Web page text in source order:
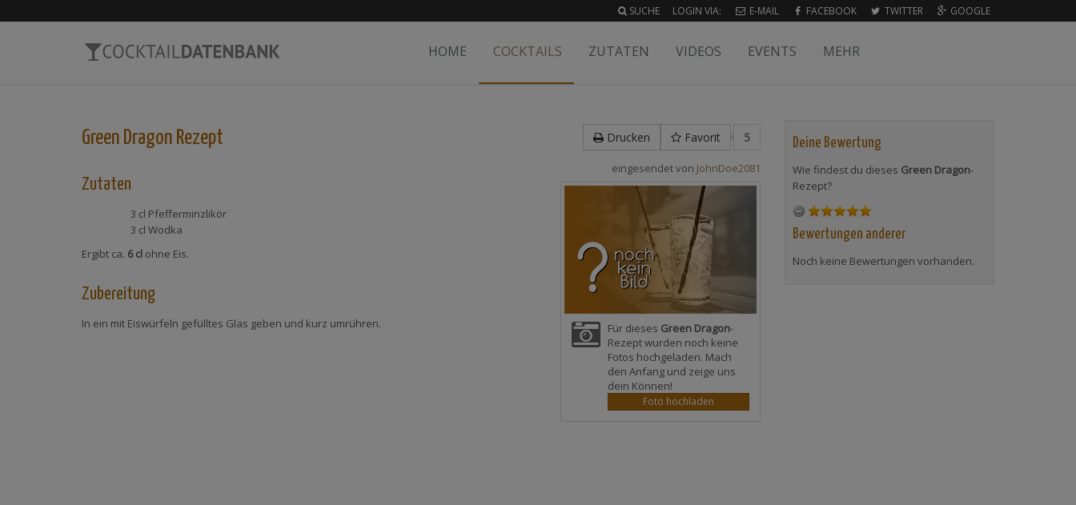
SUCHE LOGIN VIA: E-MAIL FACEBOOK TWITTER GOOGLE
HOME COCKTAILS ZUTATEN VIDEOS EVENTS MEHR
Drucken Favorit 5
Green Dragon Rezept
eingesendet von JohnDoe2081
Für dieses Green Dragon-
Rezept wurden noch keine
Fotos hochgeladen. Mach
den Anfang und zeige uns
dein Können!
Foto hochladen
Zutaten
3 cl Pfefferminzlikör
3 cl Wodka
Ergibt ca. 6 cl ohne Eis.
Zubereitung
In ein mit Eiswürfeln gefülltes Glas geben und kurz umrühren.
Deine Bewertung
Wie findest du dieses Green Dragon-
Rezept?
Bewertungen anderer
Noch keine Bewertungen vorhanden.